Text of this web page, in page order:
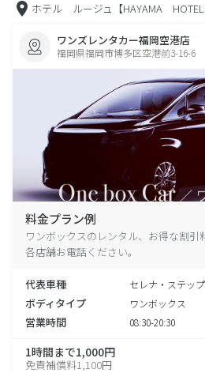
ホテル ルージュ【HAYAMA
ワンズレンタカー福岡空港店
福岡県福岡市博多区空港前3-16-6
料金プラン例
ワンボックスのレンタル、お得な割引
各店舗お電話ください。
代表車種 セレナ・ステッ
ボディタイプ ワンボックス
営業時間 08:30-20:30
1時間まで1,000円
免責補償料1,100円